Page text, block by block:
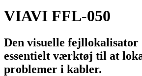
VIAVI FFL-050
Den visuelle
essentielt værktøj til at
problemer i kabler.